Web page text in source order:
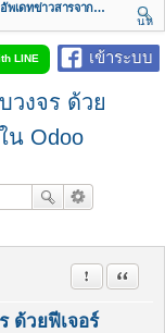
l
e
n
a
i
g
อัพเดทข่าวสารจากทางบริษัท
นห
า
เข้าระบบ
LINE
วงจร ด้วย
น Odoo
ด้วยฟีเจอร์
รายงานในข้
อ้างคำ